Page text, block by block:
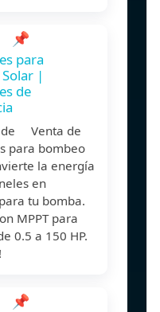
📌
para
|
de
de Venta de
para bombeo
la energía
en
tu bomba.
MPPT para
0.5 a 150 HP.
📌